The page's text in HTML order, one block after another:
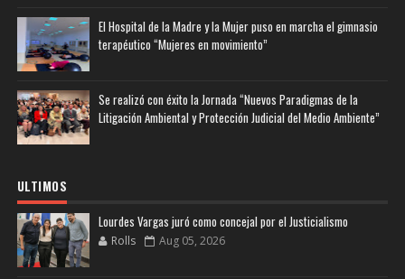
El Hospital de la Madre y la Mujer puso en marcha el gimnasio
terapéutico “Mujeres en movimiento”
Se realizó con éxito la Jornada “Nuevos Paradigmas de la
Litigación Ambiental y Protección Judicial del Medio Ambiente”
ULTIMOS
Lourdes Vargas juró como concejal por el Justicialismo
Rolls Aug 05, 2026